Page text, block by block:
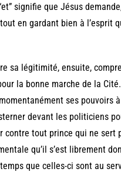
signifie que Jésus
en gardant bien à l’esprit
sa légitimité, ensuite,
la bonne marche de la
ses pouvoirs à
devant les politiciens
contre tout prince qui ne sert
qu’il s’est librement
que celles-ci sont au